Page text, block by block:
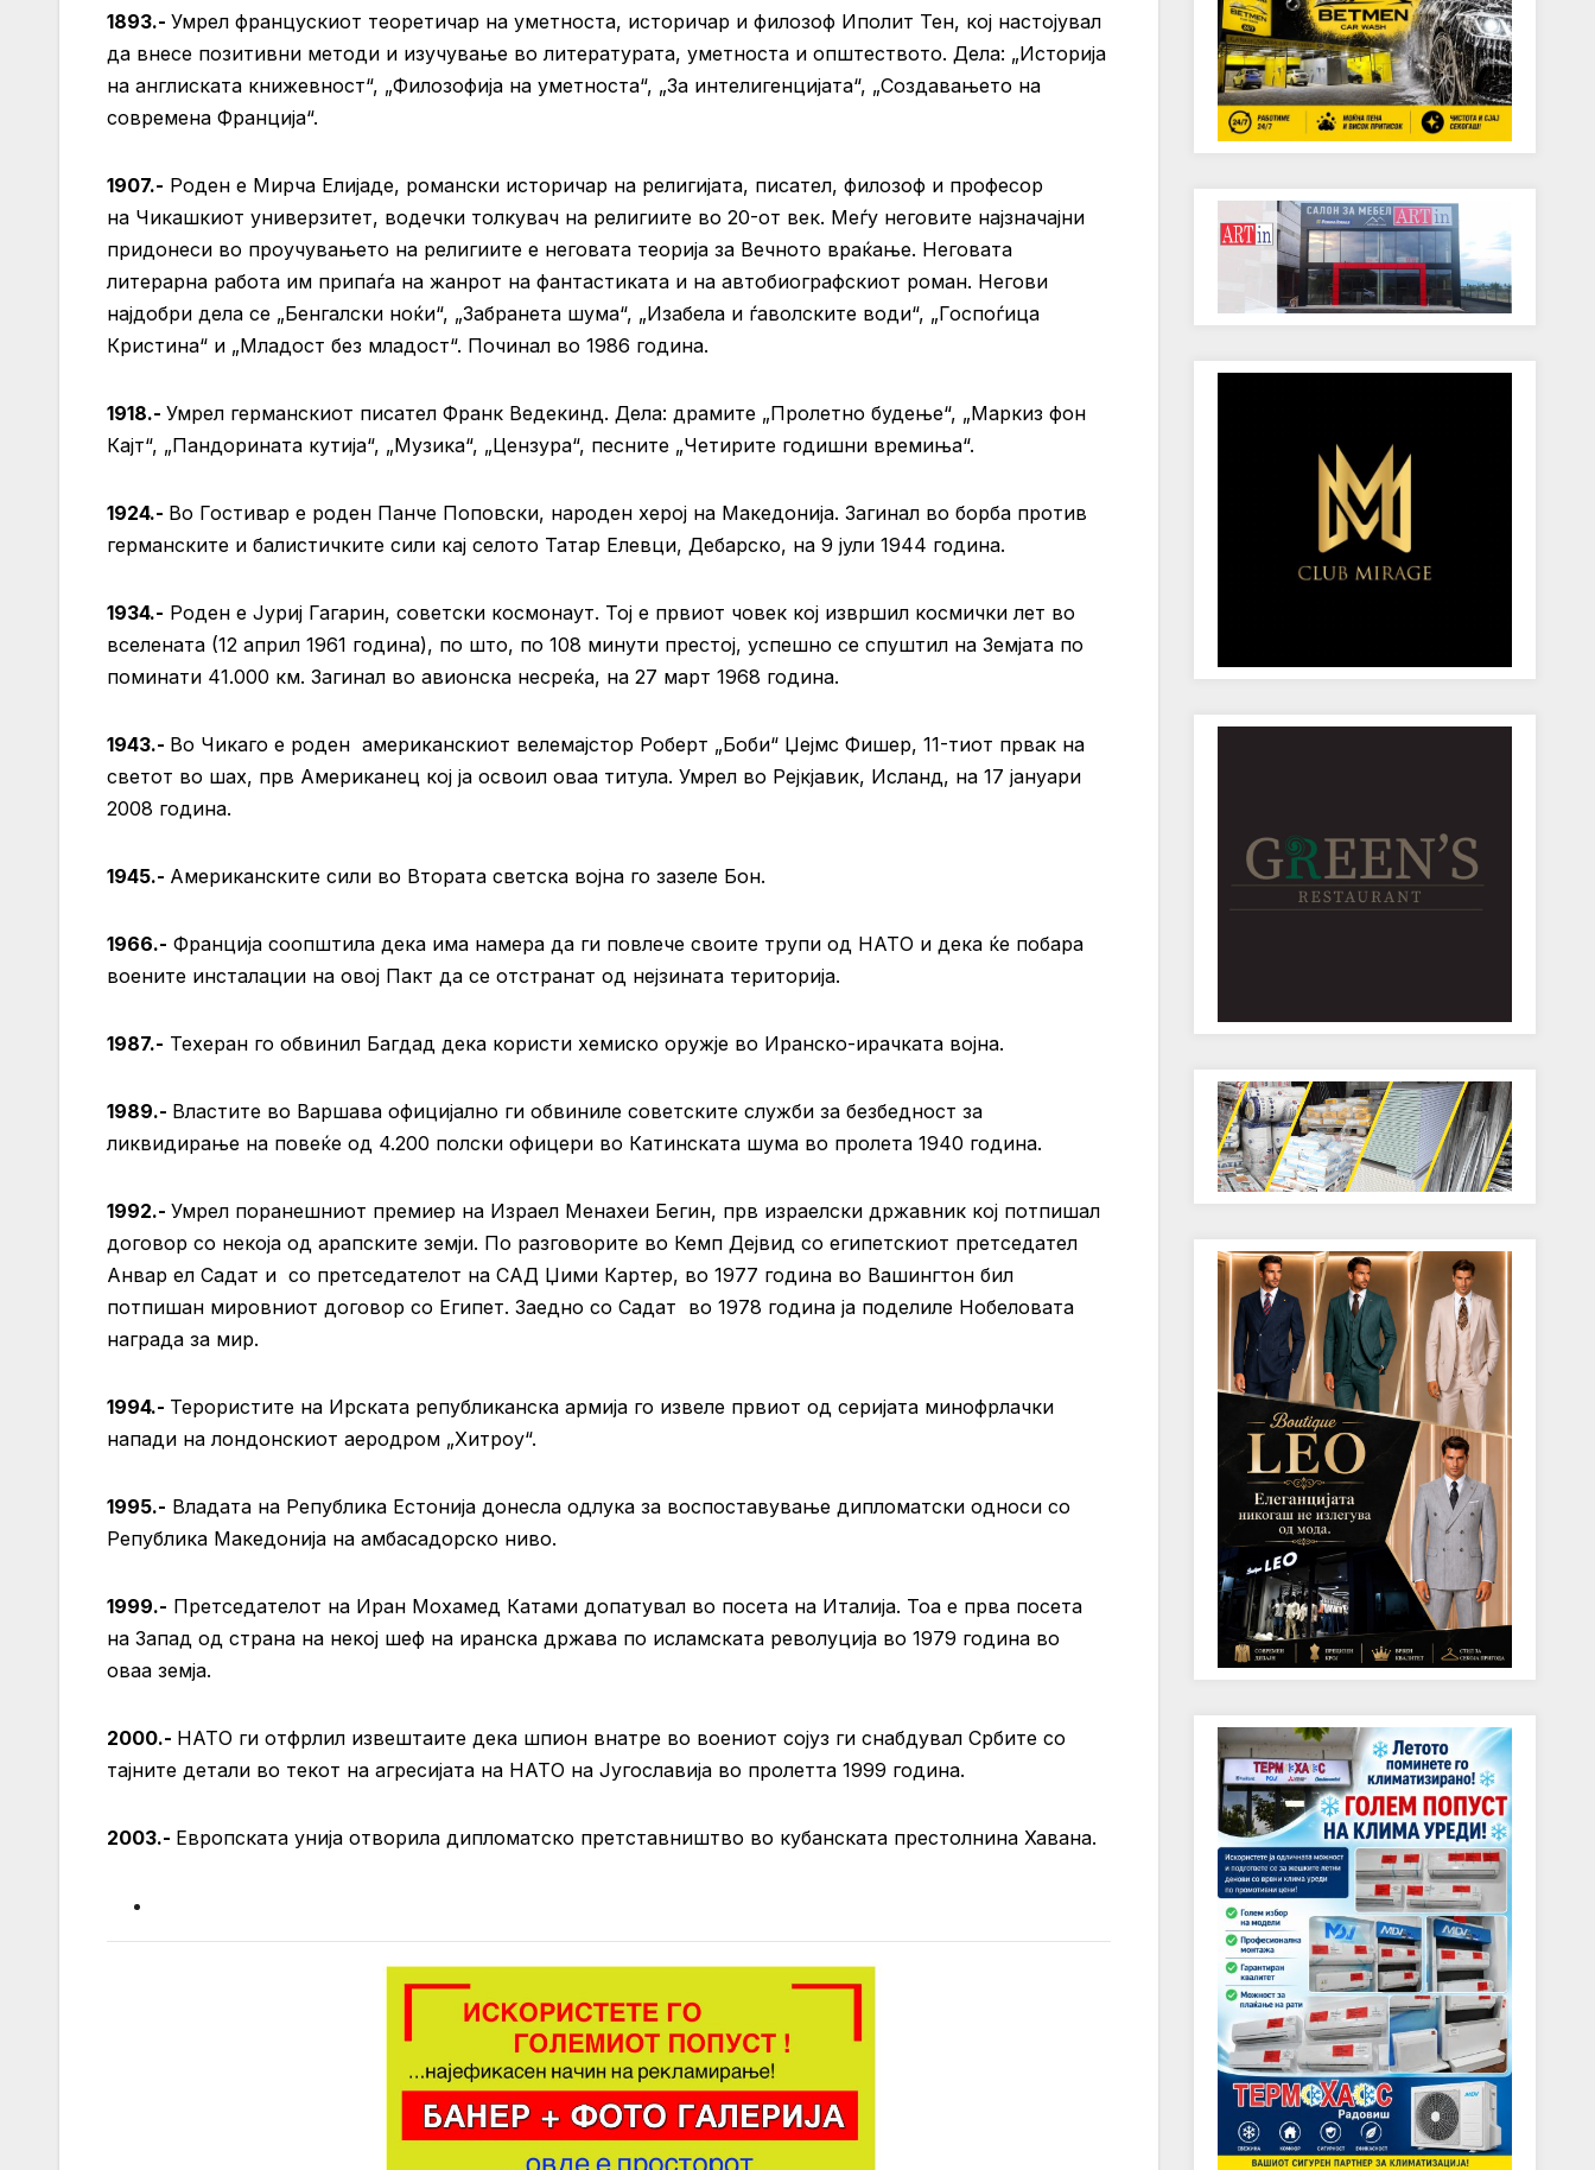
1893.- Умрел францускиот теоретичар на уметноста, историчар и филозоф Иполит Тен, кој настојувал
да внесе позитивни методи и изучување во литературата, уметноста и општеството. Дела: „Историја
на англиската книжевност“, „Филозофија на уметноста“, „За интелигенцијата“, „Создавањето на
современа Франција“.
1907.- Роден е Мирча Елијаде, романски историчар на религијата, писател, филозоф и професор
на Чикашкиот универзитет, водечки толкувач на религиите во 20-от век. Меѓу неговите најзначајни
придонеси во проучувањето на религиите е неговата теорија за Вечното враќање. Неговата
литерарна работа им припаѓа на жанрот на фантастиката и на автобиографскиот роман. Негови
најдобри дела се „Бенгалски ноќи“, „Забранета шума“, „Изабела и ѓаволските води“, „Госпоѓица
Кристина“ и „Младост без младост“. Починал во 1986 година.
1918.- Умрел германскиот писател Франк Ведекинд. Дела: драмите „Пролетно будење“, „Маркиз фон
Кајт“, „Пандорината кутија“, „Музика“, „Цензура“, песните „Четирите годишни времиња“.
1924.- Во Гостивар е роден Панче Поповски, народен херој на Македонија. Загинал во борба против
германските и балистичките сили кај селото Татар Елевци, Дебарско, на 9 јули 1944 година.
1934.- Роден е Јуриј Гагарин, советски космонаут. Тој е првиот човек кој извршил космички лет во
вселената (12 април 1961 година), по што, по 108 минути престој, успешно се спуштил на Земјата по
поминати 41.000 км. Загинал во авионска несреќа, на 27 март 1968 година.
1943.- Во Чикаго е роден американскиот велемајстор Роберт „Боби“ Џејмс Фишер, 11-тиот првак на
светот во шах, прв Американец кој ја освоил оваа титула. Умрел во Рејкјавик, Исланд, на 17 јануари
2008 година.
1945.- Американските сили во Втората светска војна го зазеле Бон.
1966.- Франција соопштила дека има намера да ги повлече своите трупи од НАТО и дека ќе побара
воените инсталации на овој Пакт да се отстранат од нејзината територија.
1987.- Техеран го обвинил Багдад дека користи хемиско оружје во Иранско-ирачката војна.
1989.- Властите во Варшава официјално ги обвиниле советските служби за безбедност за
ликвидирање на повеќе од 4.200 полски офицери во Катинската шума во пролета 1940 година.
1992.- Умрел поранешниот премиер на Израел Менахеи Бегин, прв израелски државник кој потпишал
договор со некоја од арапските земји. По разговорите во Кемп Дејвид со египетскиот претседател
Анвар ел Садат и со претседателот на САД Џими Картер, во 1977 година во Вашингтон бил
потпишан мировниот договор со Египет. Заедно со Садат во 1978 година ја поделиле Нобеловата
награда за мир.
1994.- Терористите на Ирската републиканска армија го извеле првиот од серијата минофрлачки
напади на лондонскиот аеродром „Хитроу“.
1995.- Владата на Република Естонија донесла одлука за воспоставување дипломатски односи со
Република Македонија на амбасадорско ниво.
1999.- Претседателот на Иран Мохамед Катами допатувал во посета на Италија. Тоа е прва посета
на Запад од страна на некој шеф на иранска држава по исламската револуција во 1979 година во
оваа земја.
2000.- НАТО ги отфрлил извештаите дека шпион внатре во воениот сојуз ги снабдувал Србите со
тајните детали во текот на агресијата на НАТО на Југославија во пролетта 1999 година.
2003.- Европската унија отворила дипломатско претставништво во кубанската престолнина Хавана.